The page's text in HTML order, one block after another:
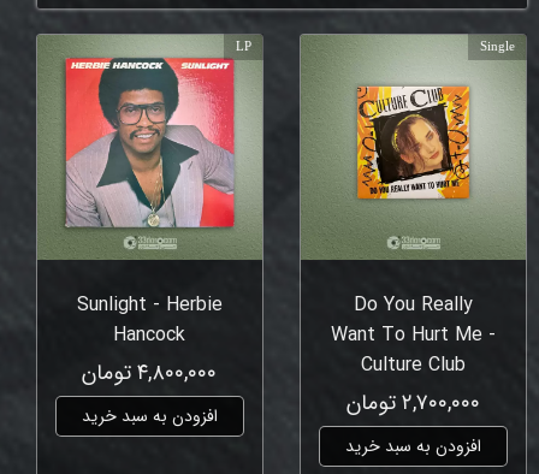
Do You Really
Want To Hurt Me -
Culture Club
۲,۷۰۰,۰۰۰ تومان
افزودن به سبد خرید
Single
Sunlight - Herbie
Hancock
۴,۸۰۰,۰۰۰ تومان
افزودن به سبد خرید
LP